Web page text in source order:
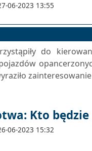
06-2023 13:55
do
Kto
06-2023 15:32